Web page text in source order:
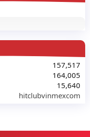
157,517
164,005
15,640
hitclubvinmexcom